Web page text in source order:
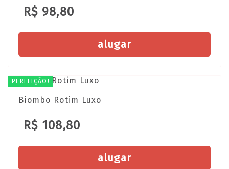
R$ 98,80
alugar
PERFEIÇÃO!
Biombo Rotim Luxo
R$ 108,80
alugar